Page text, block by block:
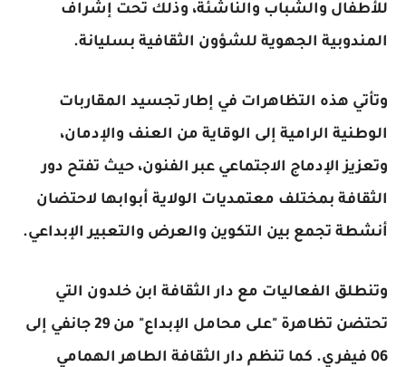
للأطفال والشباب والناشئة، وذلك تحت إشراف
المندوبية الجهوية للشؤون الثقافية بسليانة.
وتأتي هذه التظاهرات في إطار تجسيد المقاربات
الوطنية الرامية إلى الوقاية من العنف والإدمان،
وتعزيز الإدماج الاجتماعي عبر الفنون، حيث تفتح دور
الثقافة بمختلف معتمديات الولاية أبوابها لاحتضان
أنشطة تجمع بين التكوين والعرض والتعبير الإبداعي.
وتنطلق الفعاليات مع دار الثقافة ابن خلدون التي
تحتضن تظاهرة "على محامل الإبداع"
من 29 جانفي إلى
06 فيفري. كما تنظم دار الثقافة الطاهر الهمامي